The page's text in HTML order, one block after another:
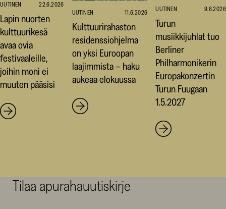
UUTINEN 22.6.2026
Lapin nuorten
kulttuurikesä
avaa ovia
festivaaleille,
joihin moni ei
muuten pääsisi
UUTINEN 11.6.2026
Kulttuurirahaston
residenssiohjelma
on yksi Euroopan
laajimmista – haku
aukeaa elokuussa
UUTINEN 9.6.2026
Turun
musiikkijuhlat tuo
Berliner
Philharmonikerin
Europakonzertin
Turun Fuugaan
1.5.2027
Tilaa apurahauutiskirje